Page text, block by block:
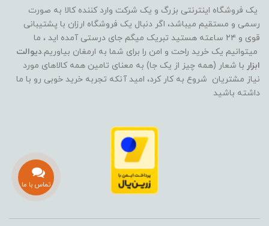
یک فروشگاه اینترنتی بزرگ و یک شرکت وارد کننده کالا به صورت
رسمی و مستقیم میباشد، اگر دنبال یک فروشگاه ارزان با پشتیبانی
قوی و ۲۴ ساعته هستید تبریک میگم جای درستی آمده اید ، ما
میتوانیم یک خرید راحت و امن را برای شما به ارمغان بیاوریم.دیوالت
ابزار با شعار (همه چیز از یک جا) به معنای تامین همه کالاهای مورد
نیاز مشتریان شروع به کار کرد، امید آنکه تجربه خرید خوبی رو با ما
داشته باشید
تماس با ما